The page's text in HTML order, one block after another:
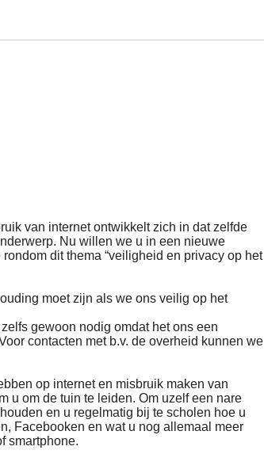
van internet ontwikkelt zich in dat zelfde
Nu willen we u in een nieuwe
dit thema “veiligheid en privacy op het
moet zijn als we ons veilig op het
gewoon nodig omdat het ons een
contacten met b.v. de overheid kunnen we
op internet en misbruik maken van
u om de tuin te leiden. Om uzelf een nare
en u regelmatig bij te scholen hoe u
Facebooken en wat u nog allemaal meer
smartphone.